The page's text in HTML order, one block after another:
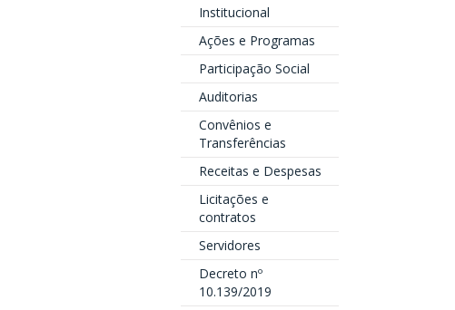
Institucional
Ações e Programas
Participação Social
Auditorias
Convênios e
Transferências
Receitas e Despesas
Licitações e
contratos
Servidores
Decreto nº
10.139/2019